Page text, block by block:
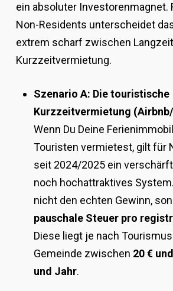
ein absoluter Investorenmagnet.
Non-Residents unterscheidet
extrem scharf zwischen
Kurzzeitvermietung.
Szenario A: Die touristische
Kurzzeitvermietung
Wenn Du Deine
Touristen vermietest, gilt für
seit 2024/2025 ein
noch hochattraktives
nicht den echten Gewinn,
pauschale Steuer pro
Diese liegt je nach
Gemeinde zwischen 20 €
und Jahr.